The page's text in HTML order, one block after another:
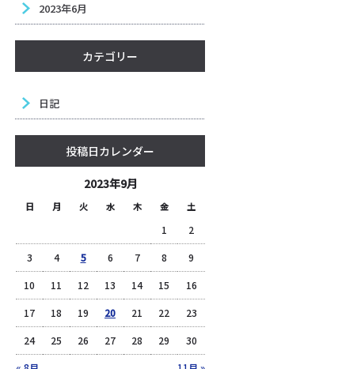
2023年6月
カテゴリー
日記
投稿日カレンダー
2023年9月
日 月 火 水 木 金 土
1 2
3 4 5 6 7 8 9
10 11 12 13 14 15 16
17 18 19 20 21 22 23
24 25 26 27 28 29 30